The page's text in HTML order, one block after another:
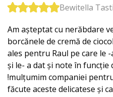
Bewitella
Am așteptat cu nerăbdare
borcănele de cremă de
ales pentru Raul pe care le
și le- a dat și note în funcție
!mulțumim companiei
făcute aceste delicatese și